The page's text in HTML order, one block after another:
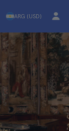
ARG (USD)